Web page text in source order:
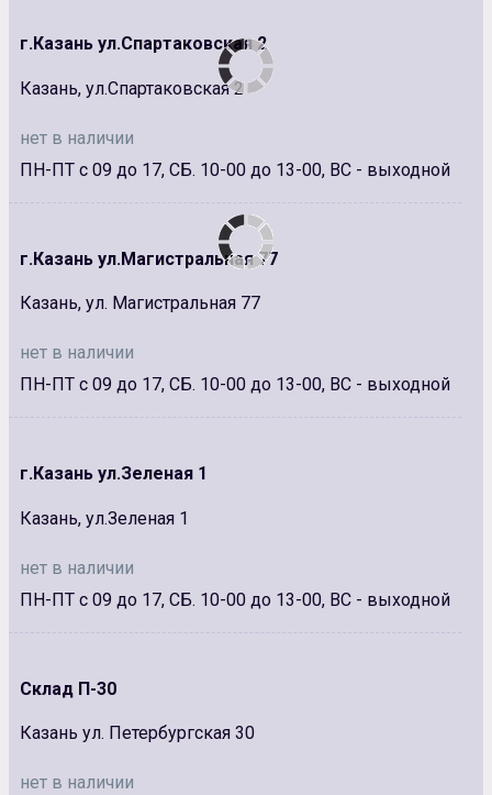
г.Казань ул.Спартаковская 2
Казань, ул.Спартаковская 2
нет в наличии
ПН-ПТ с 09 до 17, СБ. 10-00 до 13-00, ВС - выходной
г.Казань ул.Магистральная 77
Казань, ул. Магистральная 77
нет в наличии
ПН-ПТ с 09 до 17, СБ. 10-00 до 13-00, ВС - выходной
г.Казань ул.Зеленая 1
Казань, ул.Зеленая 1
нет в наличии
ПН-ПТ с 09 до 17, СБ. 10-00 до 13-00, ВС - выходной
Склад П-30
Казань ул. Петербургская 30
нет в наличии